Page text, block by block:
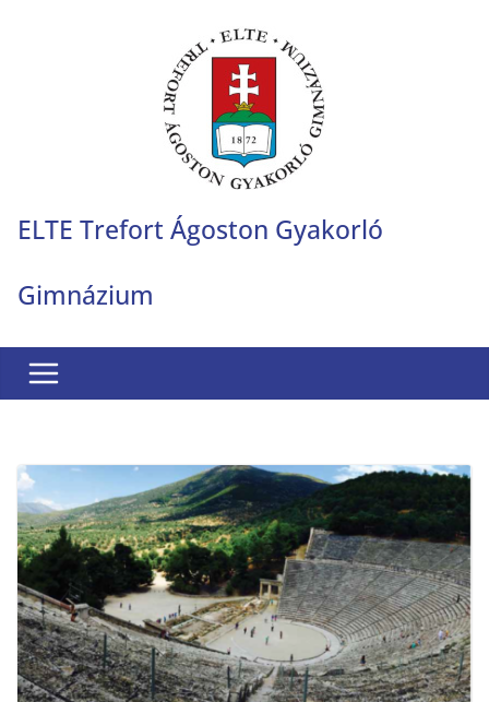
ELTE Trefort Ágoston Gyakorló
Gimnázium